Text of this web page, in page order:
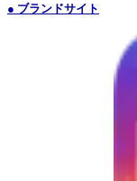
● ブランドサイト